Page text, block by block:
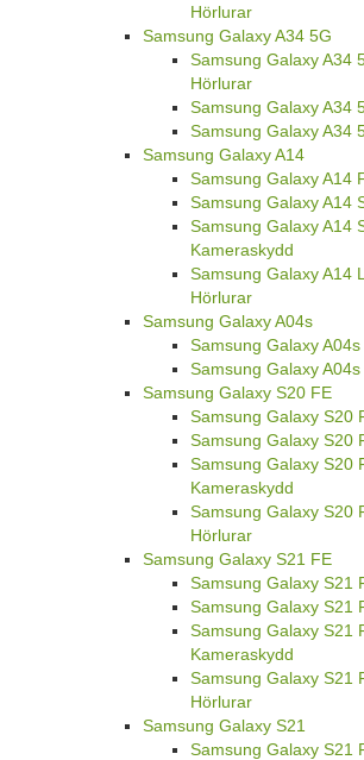
Hörlurar
Samsung Galaxy A34 5G
Samsung Galaxy A34
Hörlurar
Samsung Galaxy A34
Samsung Galaxy A34
Samsung Galaxy A14
Samsung Galaxy A14
Samsung Galaxy A14
Samsung Galaxy A14
Kameraskydd
Samsung Galaxy A14
Hörlurar
Samsung Galaxy A04s
Samsung Galaxy
Samsung Galaxy A04s
Samsung Galaxy S20 FE
Samsung Galaxy S20
Samsung Galaxy S20
Samsung Galaxy S20
Kameraskydd
Samsung Galaxy S20
Hörlurar
Samsung Galaxy S21 FE
Samsung Galaxy S21
Samsung Galaxy S21
Samsung Galaxy S21
Kameraskydd
Samsung Galaxy S21
Hörlurar
Samsung Galaxy S21
Samsung Galaxy S21